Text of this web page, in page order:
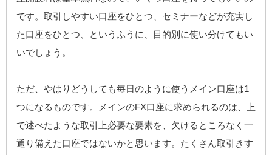
です。取引しやすい口座をひとつ、セミナーなどが充実し
た口座をひとつ、というふうに、目的別に使い分けてもい
いでしょう。
ただ、やはりどうしても毎日のように使うメイン口座は1
つになるものです。メインのFX口座に求められるのは、上
で述べたような取引上必要な要素を、欠けるところなく一
通り備えた口座ではないかと思います。たくさん取引きす